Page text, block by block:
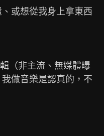
或想從我身上拿東西
（非主流、無媒體曝
做音樂是認真的，不